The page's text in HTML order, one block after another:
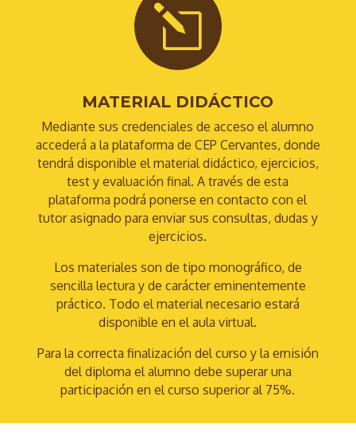
l
MATERIAL DIDÁCTICO
Mediante sus credenciales de acceso el alumno
accederá a la plataforma de CEP Cervantes, donde
tendrá disponible el material didáctico, ejercicios,
test y evaluación final. A través de esta
plataforma podrá ponerse en contacto con el
tutor asignado para enviar sus consultas, dudas y
ejercicios.
Los materiales son de tipo monográfico, de
sencilla lectura y de carácter eminentemente
práctico. Todo el material necesario estará
disponible en el aula virtual.
Para la correcta finalización del curso y la emisión
del diploma el alumno debe superar una
participación en el curso superior al 75%.